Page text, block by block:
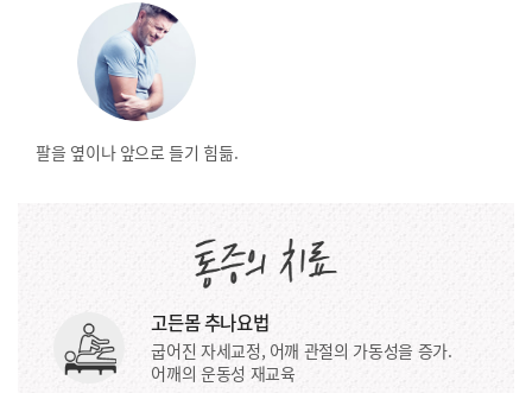
팔을 옆이나 앞으로 들기 힘듦.
고든몸 추나요법
굽어진 자세교정, 어깨 관절의 가동성을 증가.
어깨의 운동성 재교육